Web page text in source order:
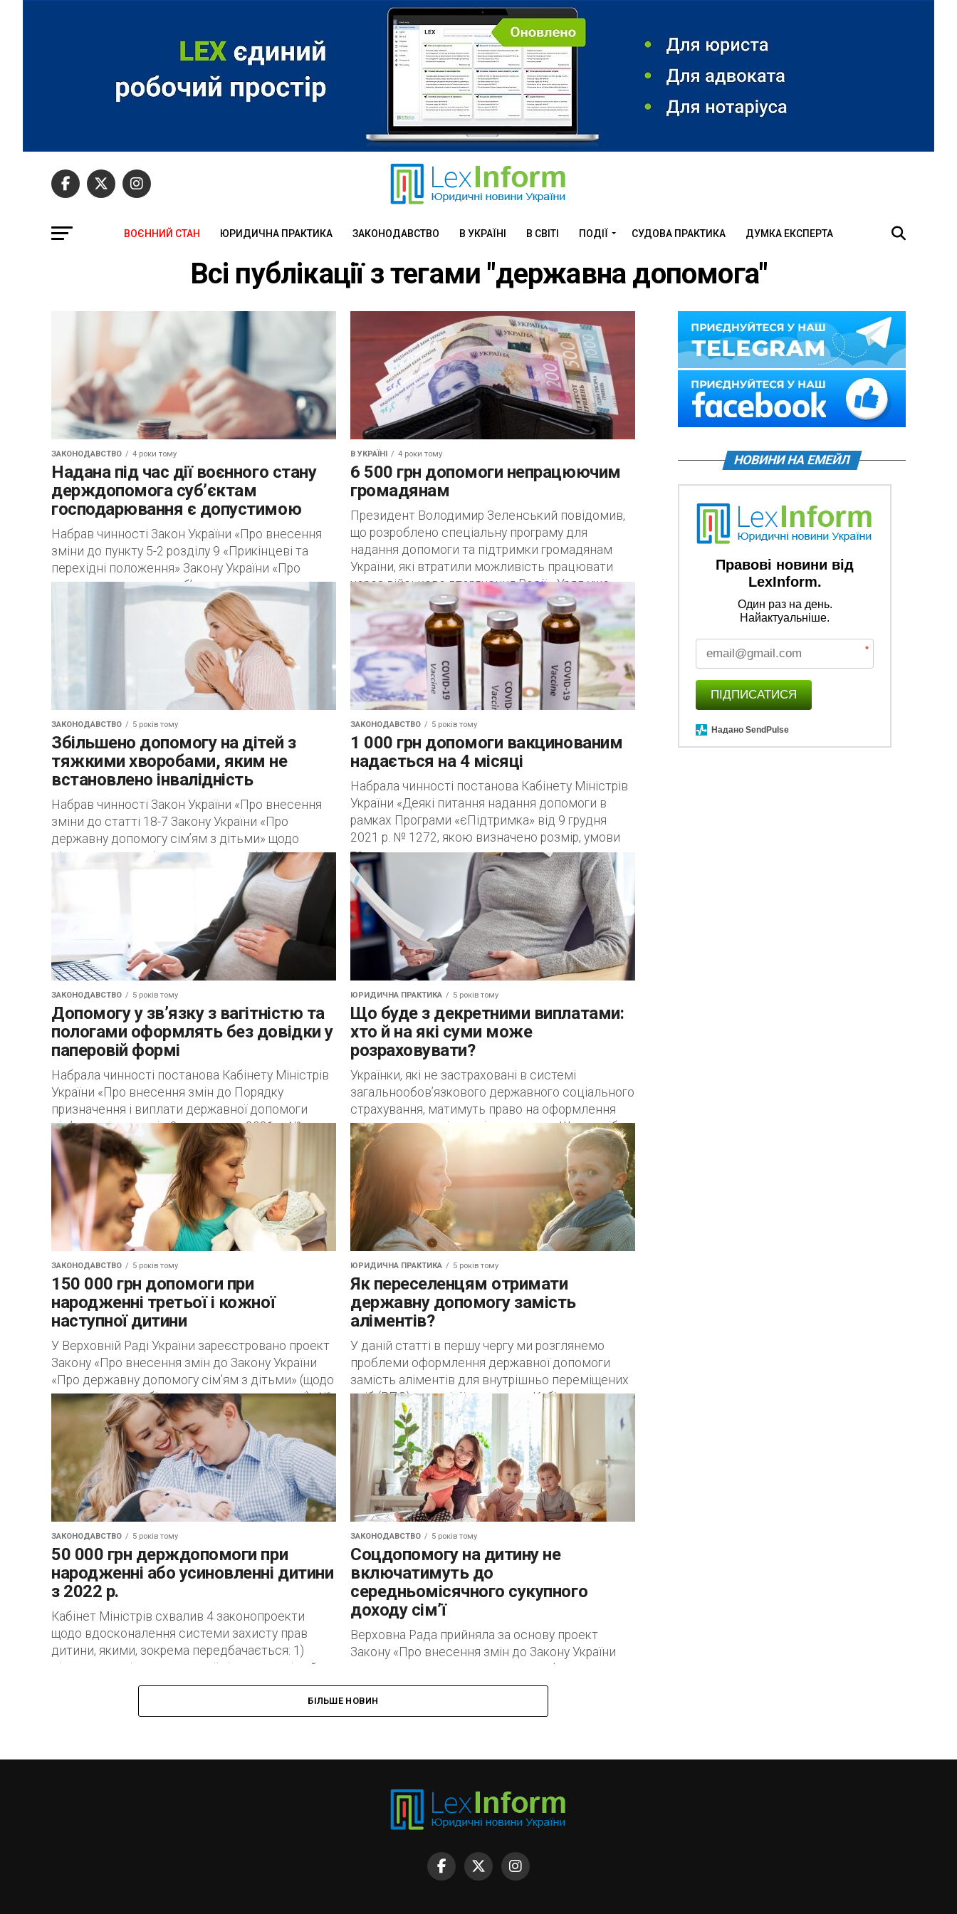
ВОЄННИЙ СТАН ЮРИДИЧНА ПРАКТИКА ЗАКОНОДАВСТВО В УКРАЇНІ В СВІТІ ПОДІЇ СУДОВА ПРАКТИКА ДУМКА ЕКСПЕРТА
Всі публікації з тегами "державна допомога"
ЗАКОНОДАВСТВО 4 роки тому
Надана під час дії воєнного стану
держдопомога суб’єктам
господарювання є допустимою
Набрав чинності Закон України «Про внесення
зміни до пункту 5-2 розділу 9 «Прикінцеві та
перехідні положення» Закону України «Про
державну допомогу суб’єктам господарювання»
щодо застосування його...
В УКРАЇНІ 4 роки тому
6 500 грн допомоги непрацюючим
громадянам
Президент Володимир Зеленський повідомив,
що розроблено спеціальну програму для
надання допомоги та підтримки громадянам
України, які втратили можливість працювати
через військове вторгнення Росії. «Уряд уже
підготував...
ЗАКОНОДАВСТВО 5 років тому
Збільшено допомогу на дітей з
тяжкими хворобами, яким не
встановлено інвалідність
Набрав чинності Закон України «Про внесення
зміни до статті 18-7 Закону України «Про
державну допомогу сім’ям з дітьми» щодо
підвищення розміру допомоги на дітей із
ЗАКОНОДАВСТВО 5 років тому
1 000 грн допомоги вакцинованим
надається на 4 місяці
Набрала чинності постанова Кабінету Міністрів
України «Деякі питання надання допомоги в
рамках Програми «єПідтримка» від 9 грудня
2021 р. № 1272, якою визначено розмір, умови
та...
ЗАКОНОДАВСТВО 5 років тому
Допомогу у зв’язку з вагітністю та
пологами оформлять без довідки у
паперовій формі
Набрала чинності постанова Кабінету Міністрів
України «Про внесення змін до Порядку
призначення і виплати державної допомоги
сім’ям з дітьми» від 3 листопада 2021 р. №
1142,...
ЮРИДИЧНА ПРАКТИКА 5 років тому
Що буде з декретними виплатами:
хто й на які суми може
розраховувати?
Українки, які не застраховані в системі
загальнообов’язкового державного соціального
страхування, матимуть право на оформлення
допомоги по вагітності та пологам. Що потрібно
буде робити для проведення донарахування...
ЗАКОНОДАВСТВО 5 років тому
150 000 грн допомоги при
народженні третьої і кожної
наступної дитини
У Верховній Раді України зареєстровано проект
Закону «Про внесення змін до Закону України
«Про державну допомогу сім’ям з дітьми» (щодо
стимулювання збільшення народжуваності)» №
5585-1. Новою...
ЮРИДИЧНА ПРАКТИКА 5 років тому
Як переселенцям отримати
державну допомогу замість
аліментів?
У даній статті в першу чергу ми розглянемо
проблеми оформлення державної допомоги
замість аліментів для внутрішньо переміщених
осіб (ВПО) та колізії постанови Кабінету
Міністрів України №...
ЗАКОНОДАВСТВО 5 років тому
50 000 грн держдопомоги при
народженні або усиновленні дитини
з 2022 р.
Кабінет Міністрів схвалив 4 законопроекти
щодо вдосконалення системи захисту прав
дитини, якими, зокрема передбачається: 1)
підвищення рівня державної підтримки сімей з
дітьми, а саме з: 1...
ЗАКОНОДАВСТВО 5 років тому
Соцдопомогу на дитину не
включатимуть до
середньомісячного сукупного
доходу сім’ї
Верховна Рада прийняла за основу проект
Закону «Про внесення змін до Закону України
дієвого механізму надання державної допомоги
сім’ям з дітьми»...
БІЛЬШЕ НОВИН
НОВИНИ НА ЕМЕЙЛ
Правові новини від
LexInform.
Один раз на день.
Найактуальніше.
*
ПІДПИСАТИСЯ
Надано SendPulse